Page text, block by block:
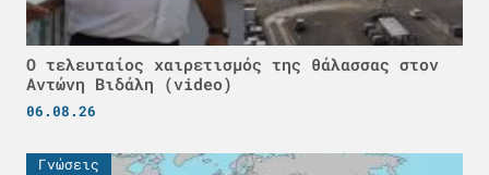
Ο τελευταίος χαιρετισμός της θάλασσας στον
Αντώνη Βιδάλη (video)
06.08.26
Γνώσεις